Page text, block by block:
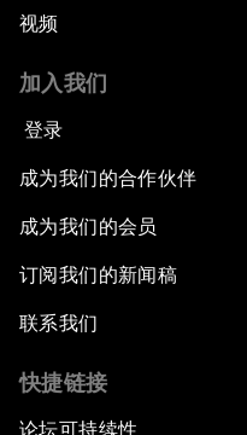
视频
加入我们
登录
成为我们的合作伙伴
成为我们的会员
订阅我们的新闻稿
联系我们
快捷链接
论坛可持续性